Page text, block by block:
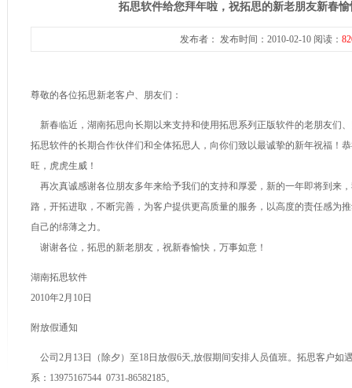
拓思软件给您拜年啦，祝拓思的新老朋友新春
发布者： 发布时间：2010-02-10 阅读：
尊敬的各位拓思新老客户、朋友们：
新春临近，湖南拓思向长期以来支持和使用拓思系列正版软件的老朋友们
拓思软件的长期合作伙伴们和全体拓思人，向你们致以最诚挚的新年祝福！
旺，虎虎生威！
再次真诚感谢各位朋友多年来给予我们的支持和厚爱，新的一年即将到来
路，开拓进取，不断完善，为客户提供更高质量的服务，以高度的责任感为
自己的绵薄之力。
谢谢各位，拓思的新老朋友，祝新春愉快，万事如意！
湖南拓思软件
2010年2月10日
附放假通知
公司2月13日（除夕）至18日放假6天,放假期间安排人员值班。拓思客户如
系：13975167544 0731-86582185。